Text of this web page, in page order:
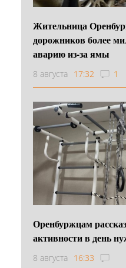
Жительница
дорожников более
аварию из-за ямы
8 августа 17:32 1
Оренбуржцам
активности в день
8 августа 16:33